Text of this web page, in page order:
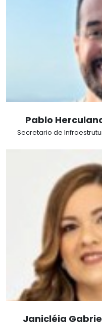
Pablo
Secretario de
Janicléia